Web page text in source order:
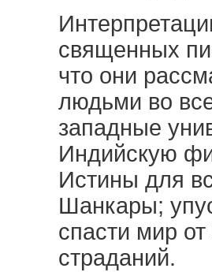
священных
что они
людьми во
западные
Индийскую
Истины для
Шанкары;
спасти мир
страданий.